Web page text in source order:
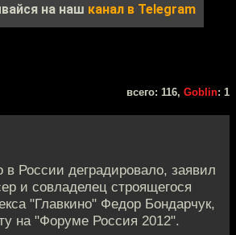
на наш канал в Telegram
всего: 116, Goblin: 1
в России деградировало, заявил
и совладелец строящегося
"Главкино" Федор Бондарчук,
на "Форуме Россия 2012".